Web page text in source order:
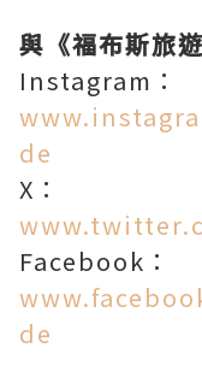
與《福布斯旅
Instagram：
de
X：
Facebook：
de